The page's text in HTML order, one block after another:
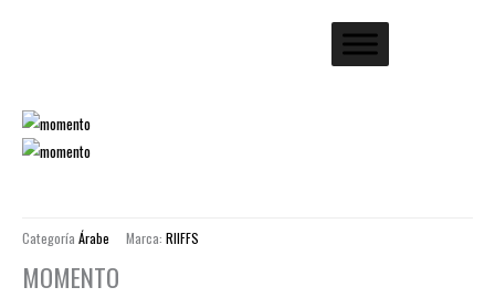
Categoría Árabe Marca: RIIFFS
MOMENTO